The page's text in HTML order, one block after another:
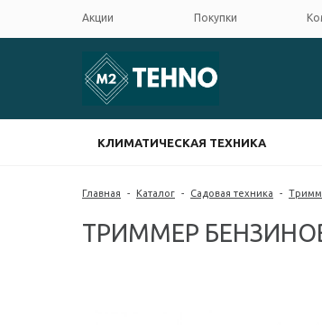
Акции Покупки
КЛИМАТИЧЕСКАЯ ТЕХНИКА
Главная - Каталог - Садовая техника -
ТРИММЕР